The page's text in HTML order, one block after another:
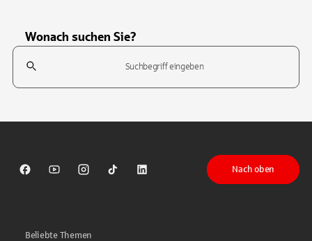
Wonach suchen Sie?
Suchfeld
Sparkasse auf Facebook
Sparkasse auf Youtube
Sparkasse auf Instagram
Sparkasse auf TikTok
Sparkasse auf LinkedIn
Nach oben
Beliebte Themen